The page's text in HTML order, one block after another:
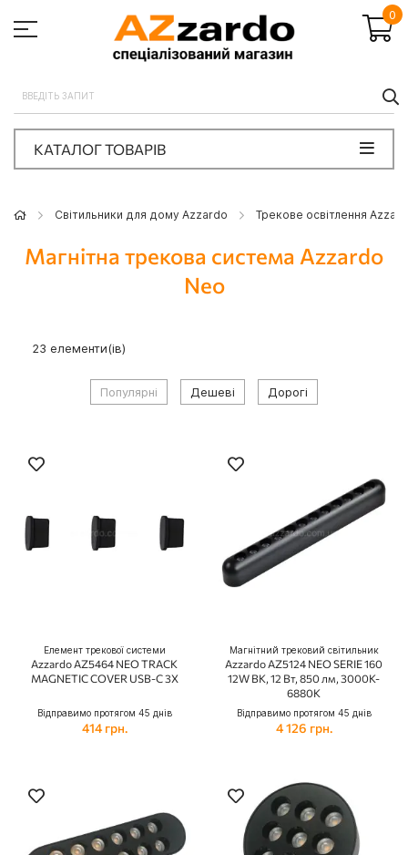
0
КАТАЛОГ ТОВАРІВ
Світильники для дому Azzardo Трекове освітлення
Магнітна трекова система Azzardo
Neo
23 елементи(ів)
Популярні Дешеві Дорогі
Елемент трекової системи
Azzardo AZ5464 NEO TRACK
MAGNETIC COVER USB-C 3X
Відправимо протягом 45 днів
414 грн.
Магнітний трековий світильник
Azzardo AZ5124 NEO SERIE 160
12W BK, 12 Вт, 850 лм, 3000K-
6880K
Відправимо протягом 45 днів
4 126 грн.